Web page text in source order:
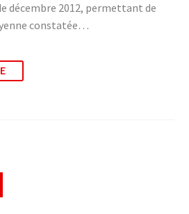
décembre 2012, permettant de
constatée…